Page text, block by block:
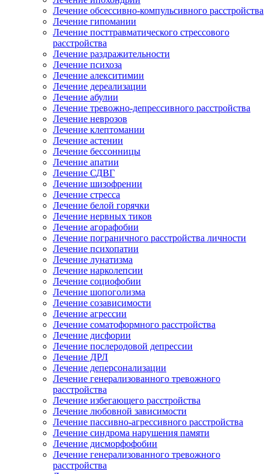
Лечение обсессивно-компульсивного расстройства
Лечение гипомании
Лечение посттравматического стрессового
расстройства
Лечение раздражительности
Лечение психоза
Лечение алекситимии
Лечение дереализации
Лечение абулии
Лечение тревожно-депрессивного расстройства
Лечение неврозов
Лечение клептомании
Лечение астении
Лечение бессонницы
Лечение апатии
Лечение СДВГ
Лечение шизофрении
Лечение стресса
Лечение белой горячки
Лечение нервных тиков
Лечение агорафобии
Лечение пограничного расстройства личности
Лечение психопатии
Лечение лунатизма
Лечение нарколепсии
Лечение социофобии
Лечение шопоголизма
Лечение созависимости
Лечение агрессии
Лечение соматоформного расстройства
Лечение дисфории
Лечение послеродовой депрессии
Лечение ДРЛ
Лечение деперсонализации
Лечение генерализованного тревожного
расстройства
Лечение избегающего расстройства
Лечение любовной зависимости
Лечение пассивно-агрессивного расстройства
Лечение синдрома нарушения памяти
Лечение дисморфофобии
Лечение генерализованного тревожного
расстройства